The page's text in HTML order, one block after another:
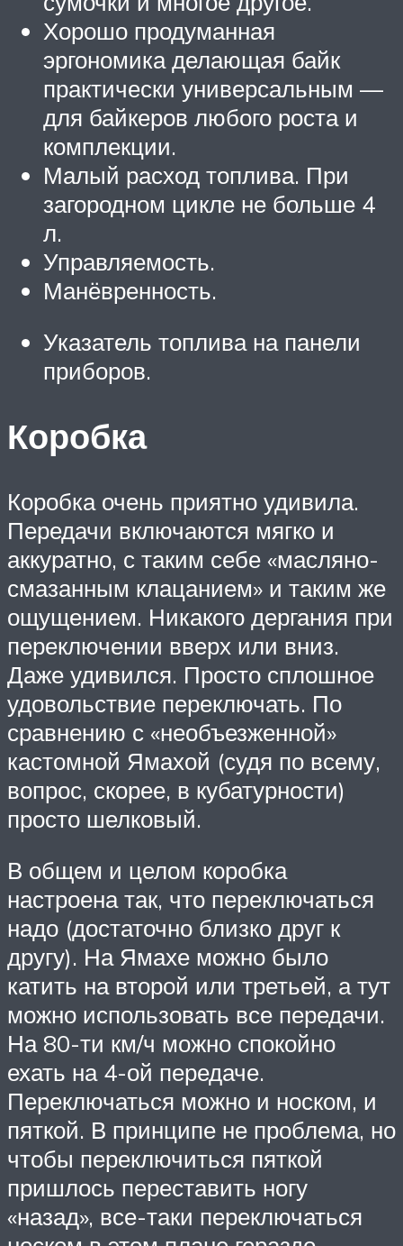
Хорошо продуманная
эргономика делающая байк
практически универсальным —
для байкеров любого роста и
комплекции.
Малый расход топлива. При
загородном цикле не больше 4
л.
Управляемость.
Манёвренность.
Указатель топлива на панели
приборов.
Коробка
Коробка очень приятно удивила.
Передачи включаются мягко и
аккуратно, с таким себе «масляно-
смазанным клацанием» и таким же
ощущением. Никакого дергания при
переключении вверх или вниз.
Даже удивился. Просто сплошное
удовольствие переключать. По
сравнению с «необъезженной»
кастомной Ямахой (судя по всему,
вопрос, скорее, в кубатурности)
просто шелковый.
В общем и целом коробка
настроена так, что переключаться
надо (достаточно близко друг к
другу). На Ямахе можно было
катить на второй или третьей, а тут
можно использовать все передачи.
На 80-ти км/ч можно спокойно
ехать на 4-ой передаче.
Переключаться можно и носком, и
пяткой. В принципе не проблема, но
чтобы переключиться пяткой
пришлось переставить ногу
«назад», все-таки переключаться